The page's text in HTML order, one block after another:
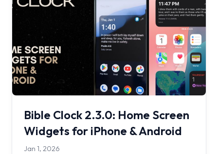
Bible Clock 2.3.0: Home Screen
Widgets for iPhone & Android
Jan 1, 2026